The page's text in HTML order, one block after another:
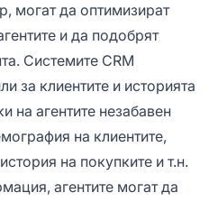
могат да оптимизират
и да подобрят
Системите CRM
за клиентите и историята
на агентите незабавен
на клиентите,
на покупките и т.н.
агентите могат да